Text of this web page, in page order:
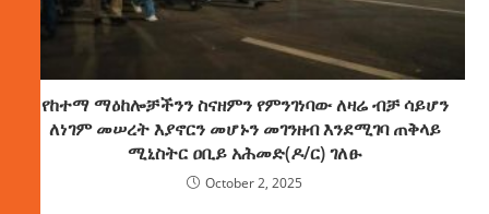
የከተማ ማዕከሎቻችንን ስናዘምን የምንገነባው ለዛሬ ብቻ ሳይሆን
ለነገም መሠረት እያኖርን መሆኑን መገንዘብ እንደሚገባ ጠቅላይ
ሚኒስትር ዐቢይ አሕመድ(ዶ/ር) ገለፁ
October 2, 2025